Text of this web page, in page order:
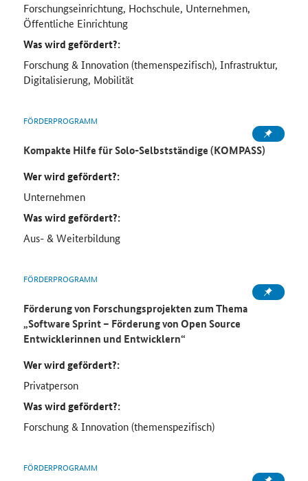
Forschungseinrichtung, Hochschule, Unternehmen,
Öffentliche Einrichtung
Was wird gefördert?:
Forschung & Innovation (themenspezifisch), Infrastruktur,
Digitalisierung, Mobilität
FÖRDERPROGRAMM
Kompakte Hilfe für Solo-Selbstständige (KOMPASS)
Wer wird gefördert?:
Unternehmen
Was wird gefördert?:
Aus- & Weiterbildung
FÖRDERPROGRAMM
Förderung von Forschungsprojekten zum Thema
„Software Sprint – Förderung von Open Source
Entwicklerinnen und Entwicklern“
Wer wird gefördert?:
Privatperson
Was wird gefördert?:
Forschung & Innovation (themenspezifisch)
FÖRDERPROGRAMM